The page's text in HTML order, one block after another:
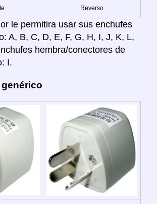
Reverso
le permitira usar sus enchufes
A, B, C, D, E, F, G, H, I, J, K, L,
hembra/conectores de
I.